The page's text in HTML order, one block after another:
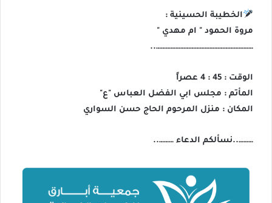
الخطيبة الحسينية :
مروة الحمود " ام مهدي "
……………………………………………………..
الوقت : 45 : 4 عصراً
المأتم : مجلس ابي الفضل العباس "ع"
المكان : منزل المرحوم الحاج حسن السواري
………..نسألكم الدعاء ………..